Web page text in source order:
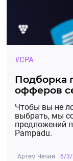
#CPA
Подборка
офферов
Чтобы вы не
выбрать, мы
предложений
Pampadu.
Артем Чечин 6/3/